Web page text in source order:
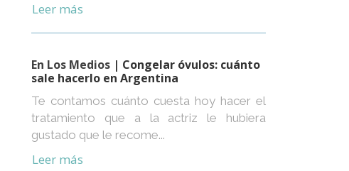
Leer más
En Los Medios | Congelar óvulos: cuánto
sale hacerlo en Argentina
Te contamos cuánto cuesta hoy hacer el
tratamiento que a la actriz le hubiera
gustado que le recome...
Leer más